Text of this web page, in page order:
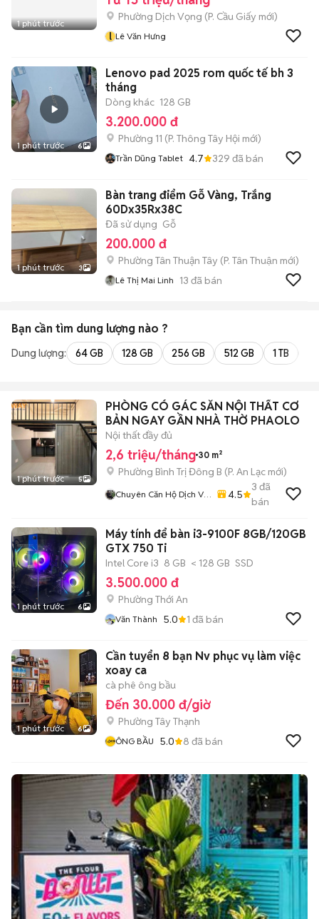
1 phút trước
Phường Dịch Vọng (P. Cầu Giấy mới)
l Lê Văn Hưng
1 phút trước 6
Lenovo pad 2025 rom quốc tế bh 3
tháng
Dòng khác 128 GB
3.200.000 đ
Phường 11 (P. Thông Tây Hội mới)
Trần Dũng Tablet 4.7 329 đã bán
1 phút trước 3
Bàn trang điểm Gỗ Vàng, Trắng
60Dx35Rx38C
Đã sử dụng Gỗ
200.000 đ
Phường Tân Thuận Tây (P. Tân Thuận mới)
Lê Thị Mai Linh 13 đã bán
Bạn cần tìm dung lượng nào ?
Dung lượng: 64 GB 128 GB 256 GB 512 GB 1 TB
1 phút trước 5
PHÒNG CÓ GÁC SẴN NỘI THẤT CƠ
BẢN NGAY GẦN NHÀ THỜ PHAOLO
Nội thất đầy đủ
2,6 triệu/tháng 30 m²
Phường Bình Trị Đông B (P. An Lạc mới)
Chuyên Căn Hộ Dịch Vụ
4.5
3 đã
bán
1 phút trước 6
Máy tính để bàn i3-9100F 8GB/120GB
GTX 750 Ti
Intel Core i3 8 GB < 128 GB SSD
3.500.000 đ
Phường Thới An
Văn Thành 5.0 1 đã bán
1 phút trước 6
Cần tuyển 8 bạn Nv phục vụ làm việc
xoay ca
cà phê ông bầu
Đến 30.000 đ/giờ
Phường Tây Thạnh
ÔNG BẦU 5.0 8 đã bán